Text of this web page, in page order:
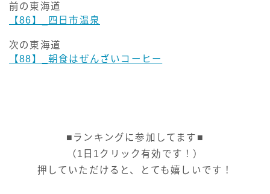
前の東海道
【86】_四日市温泉
次の東海道
【88】_朝食はぜんざいコーヒー
■ランキングに参加してます■
（1日1クリック有効です！）
押していただけると、とても嬉しいです！